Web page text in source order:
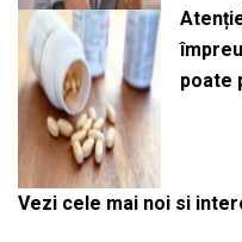
poate
Vezi cele mai noi si